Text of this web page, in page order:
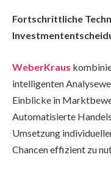
Fortschrittliche
WeberKraus
intelligenten
Einblicke in
Automatisierte
Umsetzung
Chancen effizient zu